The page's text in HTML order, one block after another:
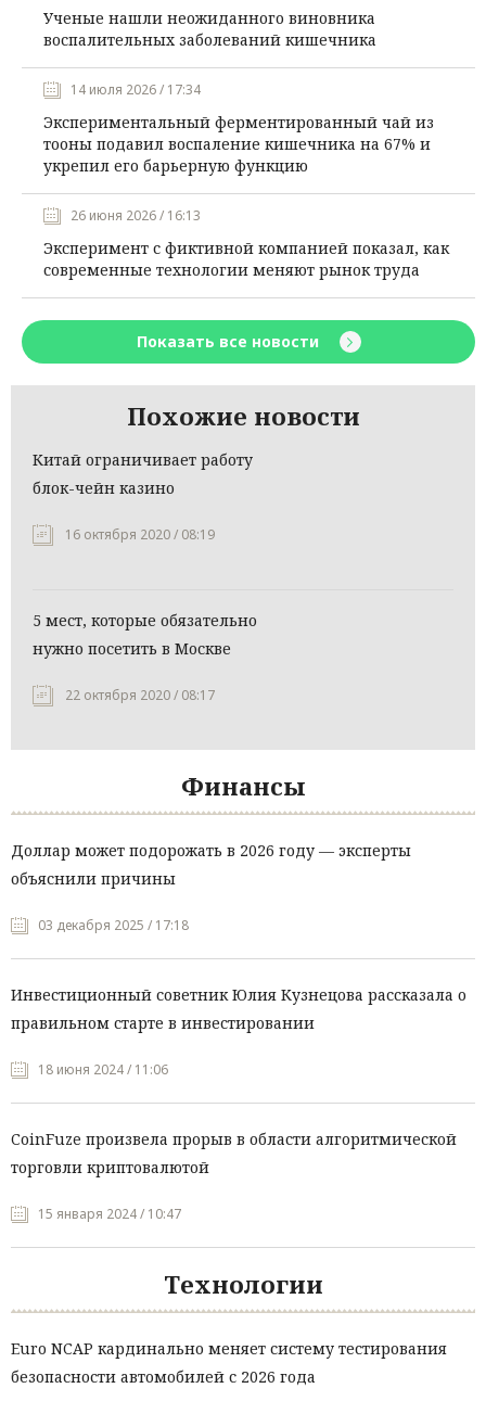
Ученые нашли неожиданного виновника
воспалительных заболеваний кишечника
14 июля 2026 / 17:34
Экспериментальный ферментированный чай из
тооны подавил воспаление кишечника на 67% и
укрепил его барьерную функцию
26 июня 2026 / 16:13
Эксперимент с фиктивной компанией показал, как
современные технологии меняют рынок труда
Показать все новости
Похожие новости
Китай ограничивает работу
блок-чейн казино
16 октября 2020 / 08:19
5 мест, которые обязательно
нужно посетить в Москве
22 октября 2020 / 08:17
Финансы
Доллар может подорожать в 2026 году — эксперты
объяснили причины
03 декабря 2025 / 17:18
Инвестиционный советник Юлия Кузнецова рассказала о
правильном старте в инвестировании
18 июня 2024 / 11:06
CoinFuze произвела прорыв в области алгоритмической
торговли криптовалютой
15 января 2024 / 10:47
Технологии
Euro NCAP кардинально меняет систему тестирования
безопасности автомобилей с 2026 года